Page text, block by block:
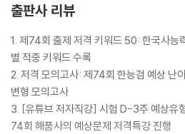
출판사 리뷰
1. 제74회 출제 저격 키워드 50: 한국사능
별 적중 키워드 수록
2. 저격 모의고사: 제74회 한능검 예상 난
변형 모의고사
3. [유튜브 저자직강] 시험 D-3주 예상유
74회 해품사의 예상문제 저격특강 진행